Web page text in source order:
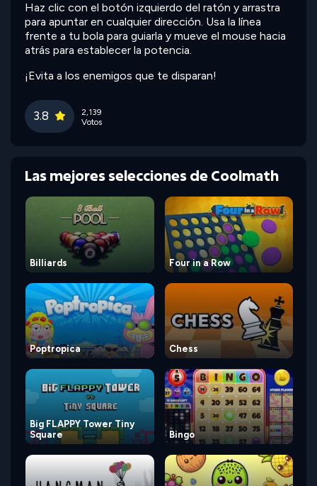
Haz clic con el botón izquierdo del ratón y arrastra
para apuntar en cualquier dirección. Usa la línea
frente a tu bola para guiarla y mueve el mouse hacia
atrás para establecer la potencia.
¡Evita a los enemigos que te disparan!
3.8
2,139
Votos
Las mejores selecciones de Coolmath
Billiards Four in a Row
Poptropica Chess
Big FLAPPY Tower Tiny
Square
Bingo